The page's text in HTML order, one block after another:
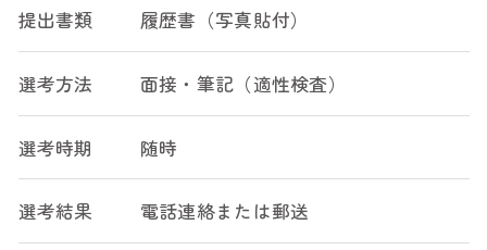
提出書類 履歴書（写真貼付）
選考方法 面接・筆記（適性検査）
選考時期 随時
選考結果 電話連絡または郵送